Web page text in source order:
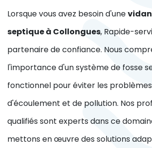
Lorsque vous avez besoin d'une
septique à Collongues, Rapide-
partenaire de confiance. Nous
l'importance d'un système de fosse
fonctionnel pour éviter les
d'écoulement et de pollution. Nos
qualifiés sont experts dans ce
mettons en œuvre des solutions